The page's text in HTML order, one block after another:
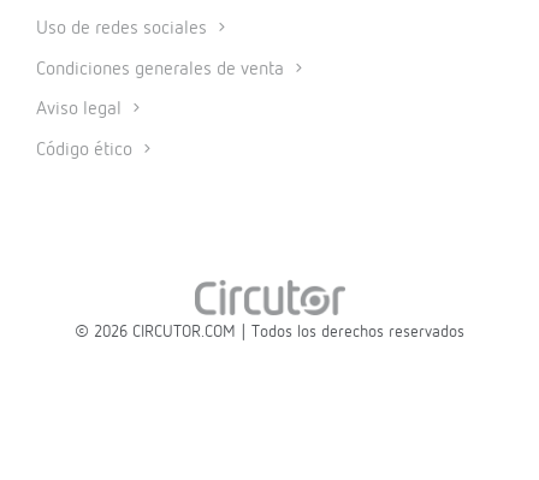
Uso de redes sociales
Condiciones generales de venta
Aviso legal
Código ético
© 2026 CIRCUTOR.COM | Todos los derechos reservados